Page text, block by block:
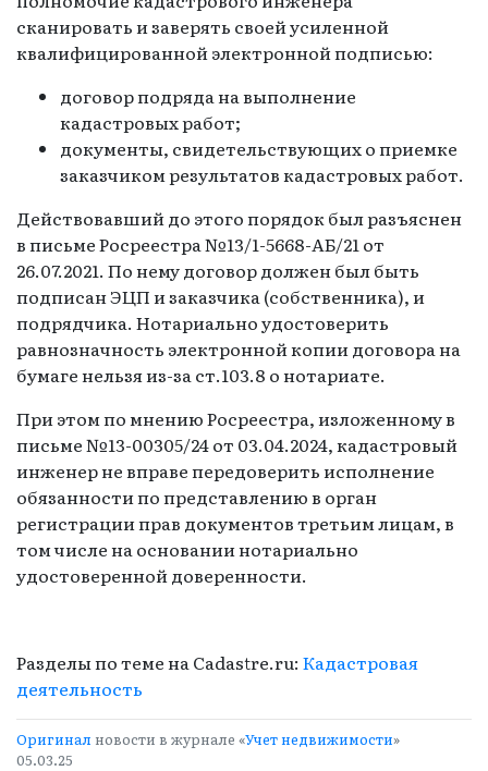
сканировать и заверять своей усиленной
квалифицированной электронной подписью:
договор подряда на выполнение
кадастровых работ;
документы, свидетельствующих о приемке
заказчиком результатов кадастровых работ.
Действовавший до этого порядок был разъяснен
в письме Росреестра №13/1-5668-АБ/21 от
26.07.2021. По нему договор должен был быть
подписан ЭЦП и заказчика (собственника), и
подрядчика. Нотариально удостоверить
равнозначность электронной копии договора на
бумаге нельзя из-за ст.103.8 о нотариате.
При этом по мнению Росреестра, изложенному в
письме №13-00305/24 от 03.04.2024, кадастровый
инженер не вправе передоверить исполнение
обязанности по представлению в орган
регистрации прав документов третьим лицам, в
том числе на основании нотариально
удостоверенной доверенности.
Разделы по теме на Cadastre.ru: Кадастровая
деятельность
Оригинал новости в журнале «Учет недвижимости»
05.03.25